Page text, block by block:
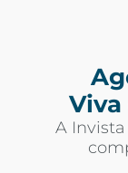
Viva
A